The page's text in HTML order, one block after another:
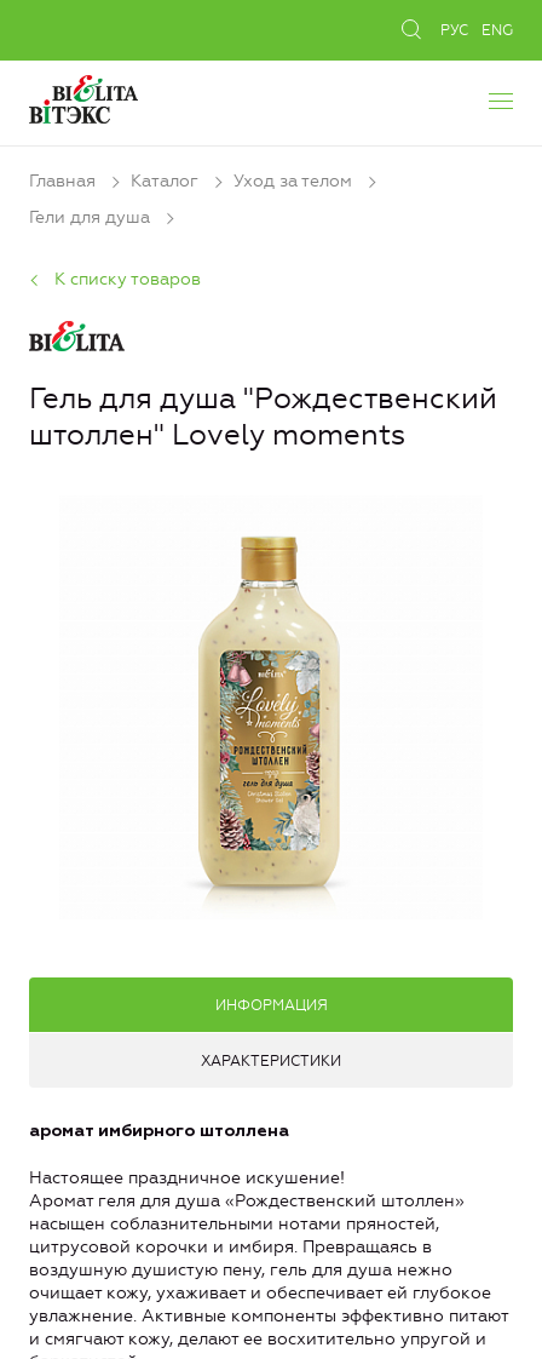
РУС ENG
Главная Каталог
Уход за телом
Гели для душа
К списку товаров
Гель для душа "Рождественский
штоллен" Lovely moments
ИНФОРМАЦИЯ
ХАРАКТЕРИСТИКИ
аромат имбирного штоллена
Настоящее праздничное искушение!
Аромат геля для душа «Рождественский штоллен»
насыщен соблазнительными нотами пряностей,
цитрусовой корочки и имбиря. Превращаясь в
воздушную душистую пену, гель для душа нежно
очищает кожу, ухаживает и обеспечивает ей глубокое
увлажнение. Активные компоненты эффективно питают
и смягчают кожу, делают ее восхитительно упругой и